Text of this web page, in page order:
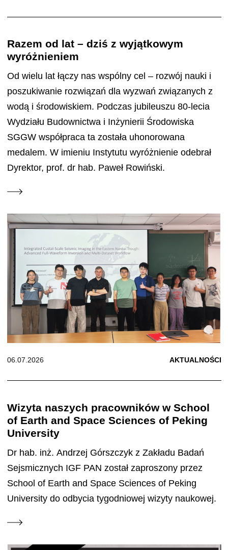
Razem od lat – dziś z wyjątkowym
wyróżnieniem
Od wielu lat łączy nas wspólny cel – rozwój nauki i
poszukiwanie rozwiązań dla wyzwań związanych z
wodą i środowiskiem. Podczas jubileuszu 80-lecia
Wydziału Budownictwa i Inżynierii Środowiska
SGGW współpraca ta została uhonorowana
medalem. W imieniu Instytutu wyróżnienie odebrał
Dyrektor, prof. dr hab. Paweł Rowiński.
06.07.2026 AKTUALNOŚCI
Wizyta naszych pracowników w School
of Earth and Space Sciences of Peking
University
Dr hab. inż. Andrzej Górszczyk z Zakładu Badań
Sejsmicznych IGF PAN został zaproszony przez
School of Earth and Space Sciences of Peking
University do odbycia tygodniowej wizyty naukowej.